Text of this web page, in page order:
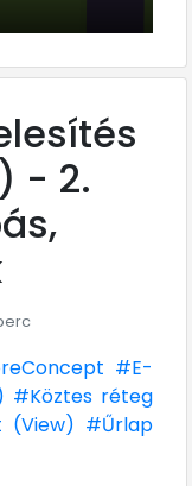
- 2.
#E-
#Köztes réteg
(View) #Űrlap